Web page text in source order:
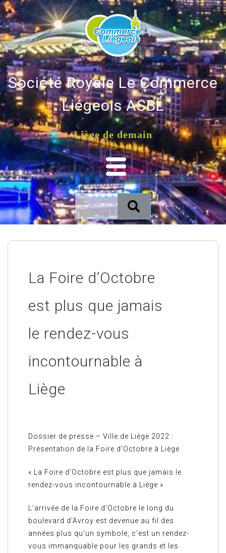
Société Royale Le Commerce
Liégeois ASBL
Liège de demain
La Foire d’Octobre
est plus que jamais
le rendez-vous
incontournable à
Liège
Dossier de presse – Ville de Liège 2022 :
Présentation de la Foire d’Octobre à Liège
« La Foire d’Octobre est plus que jamais le
rendez-vous incontournable à Liège »
L’arrivée de la Foire d’Octobre le long du
boulevard d’Avroy est devenue au fil des
années plus qu’un symbole, c’est un rendez-
vous immanquable pour les grands et les